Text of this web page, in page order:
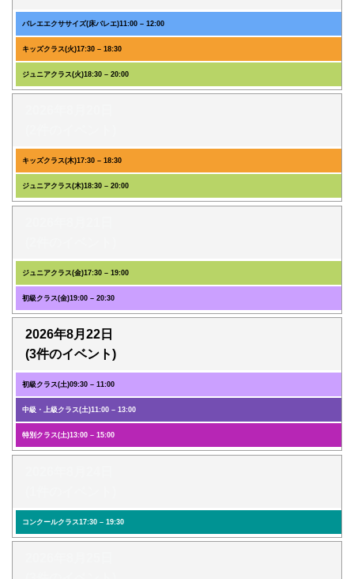
バレエエクササイズ(床バレエ)11:00 – 12:00
キッズクラス(火)17:30 – 18:30
ジュニアクラス(火)18:30 – 20:00
キッズクラス(木)17:30 – 18:30
ジュニアクラス(木)18:30 – 20:00
ジュニアクラス(金)17:30 – 19:00
初級クラス(金)19:00 – 20:30
2026年8月22日
(3件のイベント)
初級クラス(土)09:30 – 11:00
中級・上級クラス(土)11:00 – 13:00
特別クラス(土)13:00 – 15:00
コンクールクラス17:30 – 19:30